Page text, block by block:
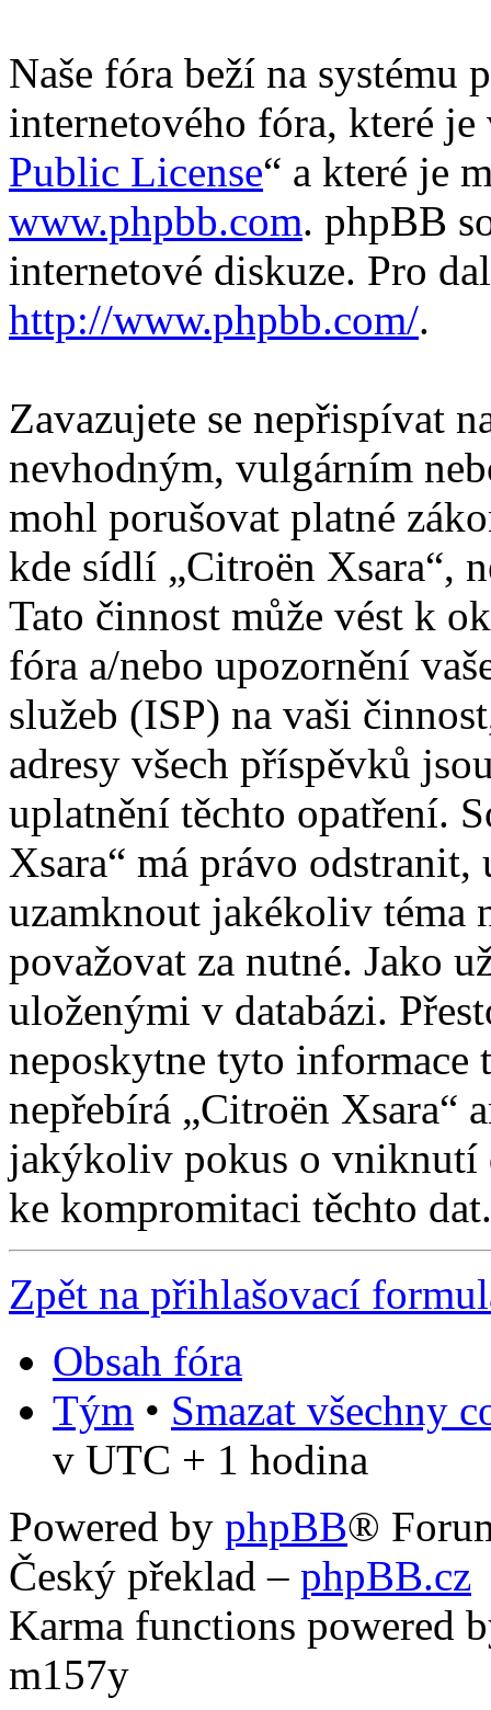
Naše fóra beží na systému
internetového fóra, které
Public License“ a které je
www.phpbb.com. phpBB
internetové diskuze. Pro
http://www.phpbb.com/.
Zavazujete se nepřispívat
nevhodným, vulgárním
mohl porušovat platné
kde sídlí „Citroën Xsara“,
Tato činnost může vést k
fóra a/nebo upozornění
služeb (ISP) na vaši
adresy všech příspěvků
uplatnění těchto opatření.
Xsara“ má právo
uzamknout jakékoliv téma
považovat za nutné. Jako
uloženými v databázi.
neposkytne tyto informace
nepřebírá „Citroën Xsara“
jakýkoliv pokus o vniknutí
ke kompromitaci těchto dat.
Zpět na přihlašovací
Obsah fóra
Tým • Smazat všechny
v UTC + 1 hodina
Powered by phpBB®
Český překlad – phpBB.cz
Karma functions powered
m157y